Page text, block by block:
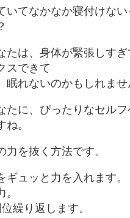
いてなかなか寝付けな
たは、身体が緊張しす
スできて
眠れないのかもしれませ
たに、ぴったりなセル
ね。
力を抜く方法です。
ギュッと力を入れます。
繰り返します。